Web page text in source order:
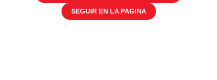
SEGUIR EN LA PAGINA